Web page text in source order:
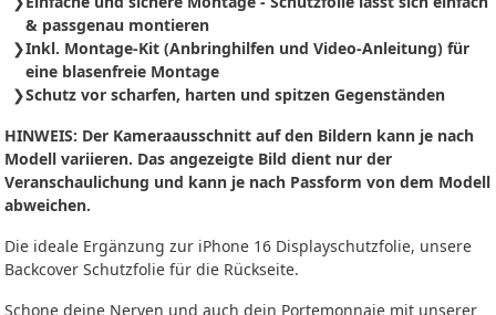
& passgenau montieren
Inkl. Montage-Kit (Anbringhilfen und Video-Anleitung) für
eine blasenfreie Montage
Schutz vor scharfen, harten und spitzen Gegenständen
HINWEIS: Der Kameraausschnitt auf den Bildern kann je nach
Modell variieren. Das angezeigte Bild dient nur der
Veranschaulichung und kann je nach Passform von dem Modell
abweichen.
Die ideale Ergänzung zur iPhone 16 Displayschutzfolie, unsere
Backcover Schutzfolie für die Rückseite.
Schone deine Nerven und auch dein Portemonnaie mit unserer